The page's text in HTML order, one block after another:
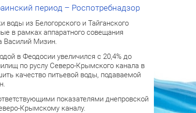
период – Роспотребнадзор
из Белогорского и Тайганского
в рамках аппаратного совещания
Василий Мизин.
в Феодосии увеличился с 20,4% до
по руслу Северо-Крымского канала в
качество питьевой воды, подаваемой
показателями днепровской
Крымскому каналу.